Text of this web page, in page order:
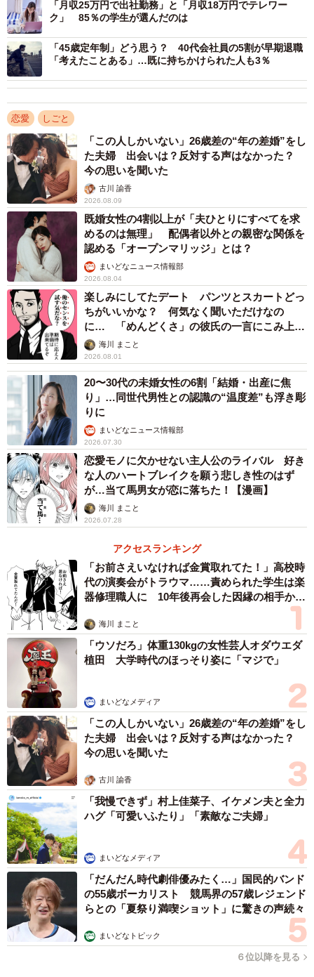
前回の調査と比較したところ、上位8位の顔ぶれは前回と変
わらず、3位の「トヨタ自動車」は公務員を除いた事業会社
のランキングで、9回連続1位を獲得しているそうです。ま
た、今回初めて地方公務員が国家公務員を上回り1位となっ
たといいます。なお、過去の調査でランキング上位の常連
だった「全日本空輸（ANA）」「日本航空（JAL）」「東
日本旅客鉄道（JR東日本）」は、トップ20圏外となったそ
うです。
（提供画像）
男女別にみると、男性回答者では航空運輸業や鉄道業が上
位にランクインする一方で、女性回答者では商社や飲食料
品製造業のランクインが目立つなど、男女の違いがうかが
えるといいます。
結婚相手に勤めてほしい業種について集計したところ、1位
「専門サービス」（11.0％）のほか、2位「通信・情報
（IT）」（10.5％）、3位「商社・卸売」（9.4％）と続きま
した。昨今の社会情勢によって医療従事者の負担が増えて
いる影響からか、前回1位の「医療」は、4位にランクダウ
ンしているそう。一方で、「化学」（前回14位→今回7
位）、「不動産」（前回17位→今回11位）は、大きくラン
クアップしているといいます。
4/7
（提供画像）
「月収25万円で出社勤務」と「月収18万円でテレワー
ク」 85％の学生が選んだのは
「45歳定年制」どう思う？ 40代会社員の5割が早期退職
「考えたことある」…既に持ちかけられた人も3％
恋愛 しごと
「この人しかいない」26歳差の“年の差婚”をし
た夫婦 出会いは？反対する声はなかった？
今の思いを聞いた
古川 諭香
2026.08.09
既婚女性の4割以上が「夫ひとりにすべてを求
めるのは無理」 配偶者以外との親密な関係を
認める「オープンマリッジ」とは？
まいどなニュース情報部
2026.08.04
楽しみにしてたデート パンツとスカートどっ
ちがいいかな？ 何気なく聞いただけなの
に… 「めんどくさ」の彼氏の一言にこみ上げ
る寂しさ【漫画】
海川 まこと
2026.08.01
20〜30代の未婚女性の6割「結婚・出産に焦
り」…同世代男性との認識の“温度差”も浮き彫
りに
まいどなニュース情報部
2026.07.30
恋愛モノに欠かせない主人公のライバル 好き
な人のハートブレイクを願う悲しき性のはず
が…当て馬男女が恋に落ちた！【漫画】
海川 まこと
2026.07.28
アクセスランキング
「お前さえいなければ金賞取れてた！」高校時
代の演奏会がトラウマ……責められた学生は楽
器修理職人に 10年後再会した因縁の相手から
海川 まこと
「ウソだろ」体重130kgの女性芸人オダウエダ
植田 大学時代のほっそり姿に「マジで」
まいどなメディア
「この人しかいない」26歳差の“年の差婚”をし
た夫婦 出会いは？反対する声はなかった？
今の思いを聞いた
古川 諭香
「我慢できず」村上佳菜子、イケメン夫と全力
ハグ「可愛いふたり」「素敵なご夫婦」
まいどなメディア
「だんだん時代劇俳優みたく…」国民的バンド
の55歳ボーカリスト 競馬界の57歳レジェンド
らとの「夏祭り満喫ショット」に驚きの声続々
まいどなトピック
６位以降を見る